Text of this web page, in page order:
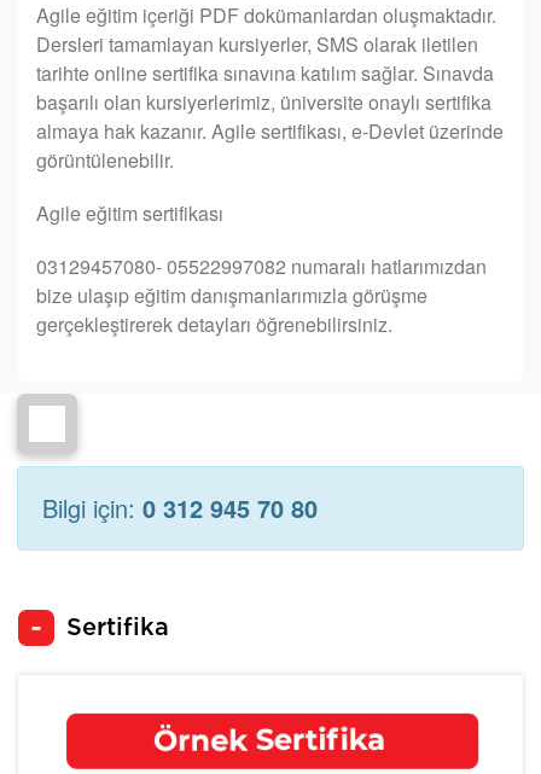
Agile eğitim içeriği PDF dokümanlardan oluşmaktadır.
Dersleri tamamlayan kursiyerler, SMS olarak iletilen
tarihte online sertifika sınavına katılım sağlar. Sınavda
başarılı olan kursiyerlerimiz, üniversite onaylı sertifika
almaya hak kazanır. Agile sertifikası, e-Devlet üzerinde
görüntülenebilir.
Agile eğitim sertifikası
03129457080- 05522997082 numaralı hatlarımızdan
bize ulaşıp eğitim danışmanlarımızla görüşme
gerçekleştirerek detayları öğrenebilirsiniz.
Bilgi için: 0 312 945 70 80
Sertifika